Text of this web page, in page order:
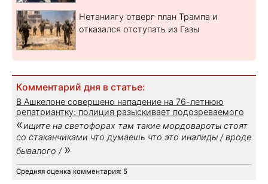
Нетаниягу отверг план Трампа и
отказался отступать из Газы
Комментарий дня в статье:
В Ашкелоне совершено нападение на 76-летнюю
репатриантку: полиция разыскивает подозреваемого
«ищите на светофорах там такие мордовароты стоят
со стаканчиками что думаешь что это иналиды / вроде
бывалого / »
Средняя оценка комментария: 5